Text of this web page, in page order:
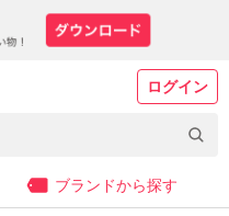
ログイン
ブランドから探す